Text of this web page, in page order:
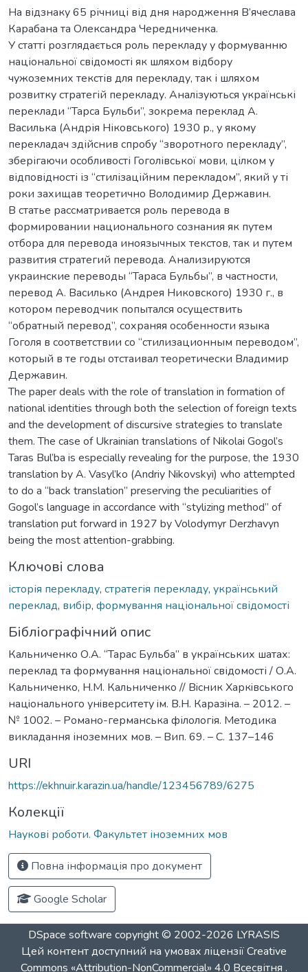
На відзнаку 65 річниці від дня народження В’ячеслава
Карабана та Олександра Чередниченка.
У статті розглядається роль перекладу у формуванню
національної свідомості як шляхом відбору
чужоземних текстів для перекладу, так і шляхом
розвитку стратегій перекладу. Аналізуються українські
переклади “Тарса Бульби”, зокрема переклад А.
Василька (Андрія Ніковського) 1930 р., у якому
перекладач здійснив спробу “зворотного перекладу”,
зберігаючи особливості Гоголівської мови, цілком у
відповідності із “стилізаційним перекладом”, який у ті
роки захищав теоретично Володимир Державин.
В статье рассматривается роль перевода в
формировании национального сознания як путем
отбора для перевода иноязычных текстов, так и путем
развития стратегий перевода. Анализируются
украинские переводы “Тараса Бульбы”, в частности,
перевод А. Василько (Андрея Никовского) 1930 г., в
котором переводчик попытался осуществить
“обратный перевод”, сохраняя особенности языка
Гоголя в соответствии со “стилизационным переводом”,
который в те годы отстаивал теоретически Владимир
Державин.
The paper deals with the role of translation in formation of
national identities through both the selection of foreign texts
and the development of discursive strategies to translate
them. The case of Ukrainian translations of Nikolai Gogol’s
Taras Bul’ba is especially revealing for the purpose, the 1930
translation by A. Vasyl’ko (Andriy Nikovskyi) who attempted
to do a “back translation” preserving the peculiarities of
Gogol’s language in accordance with “stylizing method” of
translation put forward in 1927 by Volodymyr Derzhavyn
being the most attention-grabbing.
Ключові слова
історія перекладу, стратегія перекладу, український
переклад, вибір, формування національної свідомості
Бібліографічний опис
Кальниченко О.А. “Тарас Бульба” в українських шатах:
переклад та формування національної свідомості / О.А.
Кальниченко, Н.М. Кальниченко // Вiсник Харкiвського
нацiонального унiверситету iм. В.Н. Каразiна. – 2012. –
№ 1002. – Романо-германська філологія. Методика
викладання іноземних мов. – Вип. 69. – С. 137–146
URI
https://ekhnuir.karazin.ua/handle/123456789/6275
Колекції
Наукові роботи. Факультет іноземних мов
Повна інформація про документ
Google Scholar
DSpace software copyright © 2002-2026 LYRASIS
Цей контент доступний на умовах ліцензіїCreative
Commons «Attribution-NonCommercial» 4.0 Всесвітня .